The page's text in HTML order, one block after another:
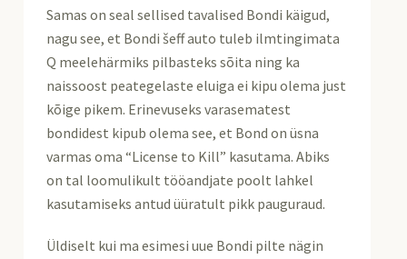
Samas on seal sellised tavalised Bondi käigud,
nagu see, et Bondi šeff auto tuleb ilmtingimata
Q meelehärmiks pilbasteks sõita ning ka
naissoost peategelaste eluiga ei kipu olema just
kõige pikem. Erinevuseks varasematest
bondidest kipub olema see, et Bond on üsna
varmas oma “License to Kill” kasutama. Abiks
on tal loomulikult tööandjate poolt lahkel
kasutamiseks antud üüratult pikk pauguraud.
Üldiselt kui ma esimesi uue Bondi pilte nägin